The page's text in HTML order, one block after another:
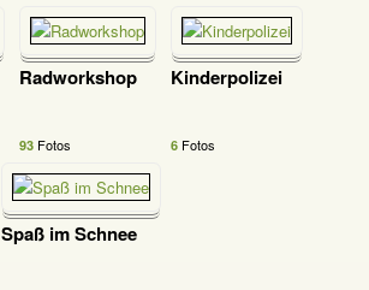
Radworkshop
93Fotos
Kinderpolizei
6Fotos
Spaß im Schnee